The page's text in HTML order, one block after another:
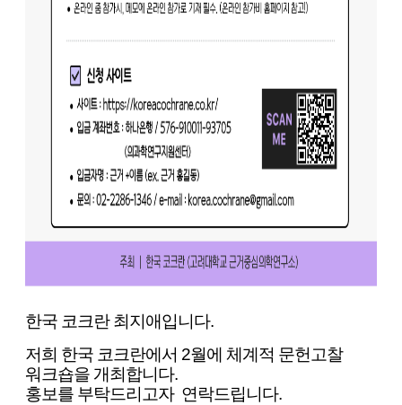
한국 코크란 최지애입니다.
저희 한국 코크란에서 2월에 체계적 문헌고찰
워크숍을 개최합니다.
홍보를 부탁드리고자 연락드립니다.